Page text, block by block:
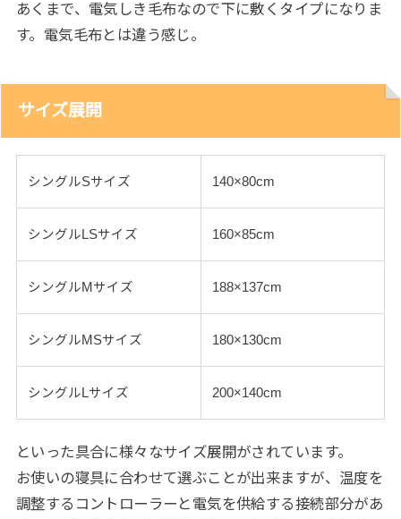
あくまで、電気しき毛布なので下に敷くタイプになりま
す。電気毛布とは違う感じ。
サイズ展開
シングルSサイズ 140×80cm
シングルLSサイズ 160×85cm
シングルMサイズ 188×137cm
シングルMSサイズ 180×130cm
シングルLサイズ 200×140cm
といった具合に様々なサイズ展開がされています。
お使いの寝具に合わせて選ぶことが出来ますが、温度を
調整するコントローラーと電気を供給する接続部分があ